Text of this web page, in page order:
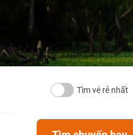
Tìm vé rẻ nhất